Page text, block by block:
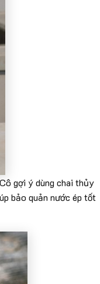
gợi ý dùng chai thủy
bảo quản nước ép tốt